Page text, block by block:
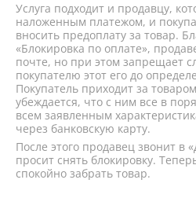
Услуга подходит и продавцу,
наложенным платежом, и
вносить предоплату за товар.
«Блокировка по оплате»,
почте, но при этом запрещает
покупателю этот его до
Покупатель приходит за
убеждается, что с ним все в
всем заявленным
через банковскую карту.
После этого продавец звонит в
просит снять блокировку.
спокойно забрать товар.